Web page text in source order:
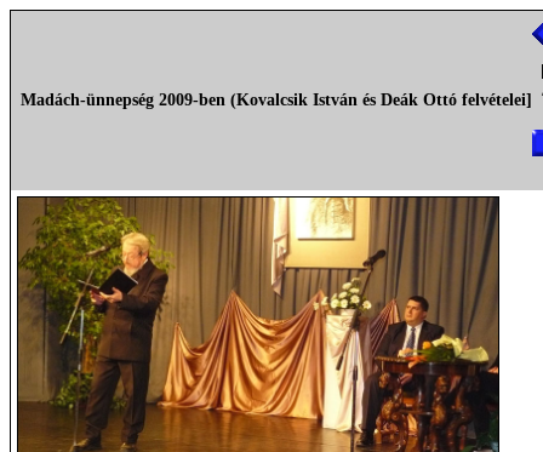
Madách-ünnepség 2009-ben (Kovalcsik István és Deák Ottó felvételei]